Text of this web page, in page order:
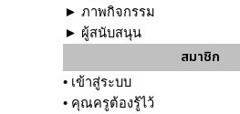
► ภาพกิจกรรม
► ผู้สนับสนุน
สมาชิก
• เข้าสู่ระบบ
• คุณครูต้องรู้ไว้